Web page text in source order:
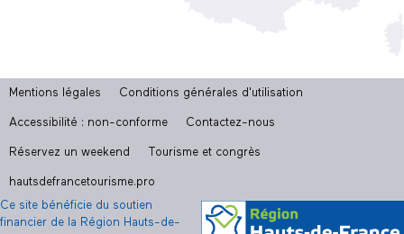
Mentions légales Conditions générales d'utilisation
Accessibilité : non-conforme Contactez-nous
Réservez un weekend Tourisme et congrès
hautsdefrancetourisme.pro
Ce site bénéficie du soutien
financier de la Région Hauts-de-